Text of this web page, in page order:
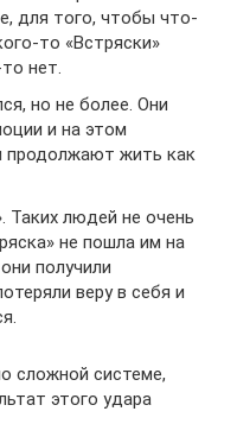
для того, чтобы что-
то «Встряски»
нет.
но не более. Они
и на этом
продолжают жить как
Таких людей не очень
не пошла им на
получили
веру в себя и
сложной системе,
этого удара